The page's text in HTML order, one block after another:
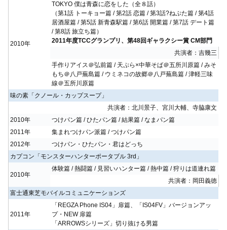
2010年
TOKYO 僕は青森に恋をした（全８話）
（第1話 トーキョー篇 / 第2話 恋篇 / 第3話?ねぷた篇 / 第4話
居酒屋篇 / 第5話 新青森駅篇 / 第6話 開業篇 / 第7話 デート篇
/ 第8話 旅立ち篇）
2011年度TCCグランプリ、第48回ギャラクシー賞 CM部門
共演者：吉幾三
手作りアイス＠弘前篇 / 天ぷら×中華そば＠五所川原篇 / みそ
もち＠八戸蕪島篇 / ウミネコの故郷＠八戸蕪島篇 / 津軽三味
線＠五所川原篇
味の素「クノール・カップスープ」
共演者：北川景子、宮川大輔、寺脇康文
2010年
つけパン篇 / ひたパン篇 / 結果篇 / なまパン篇
2011年
集まれつけパン派篇 / つけパン篇
2012年
つけパン・ひたパン・君はどっち
カプコン「モンスターハンターポータブル 3rd」
2010年
体験篇 / 熱闘篇 / 見習いハンター篇 / 熱中篇 / 狩りは道連れ篇
共演者：岡田義徳
富士通東芝モバイルコミュニケーションズ
2011年
「REGZA Phone IS04」扉篇、「IS04FV」バージョンアッ
プ・NEW 扉篇
「ARROWSシリーズ」切り抜ける男篇